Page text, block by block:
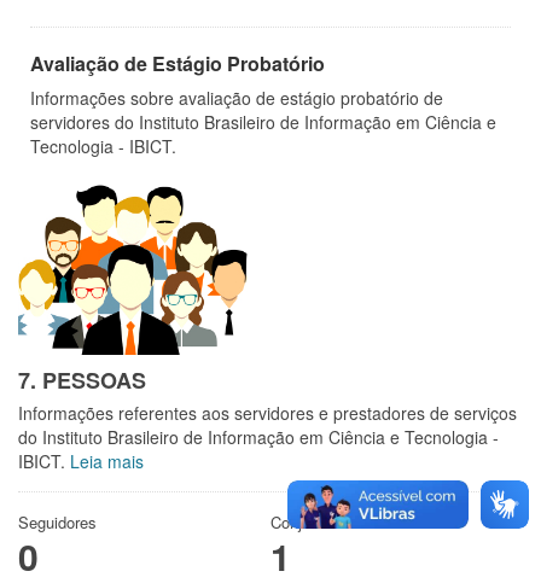
Avaliação de Estágio Probatório
Informações sobre avaliação de estágio probatório de
servidores do Instituto Brasileiro de Informação em Ciência e
Tecnologia - IBICT.
7. PESSOAS
Informações referentes aos servidores e prestadores de serviços
do Instituto Brasileiro de Informação em Ciência e Tecnologia -
IBICT. Leia mais
Seguidores
0
Conjuntos de dados
1